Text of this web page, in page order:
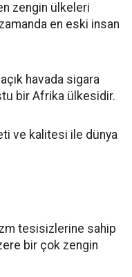
zengin ülkeleri
zamanda en eski insan
havada sigara
bir Afrika ülkesidir.
ve kalitesi ile dünya
tesisizlerine sahip
bir çok zengin